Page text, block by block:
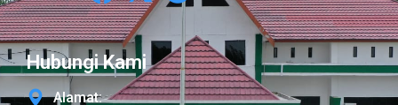
Hubungi Kami
Alamat: